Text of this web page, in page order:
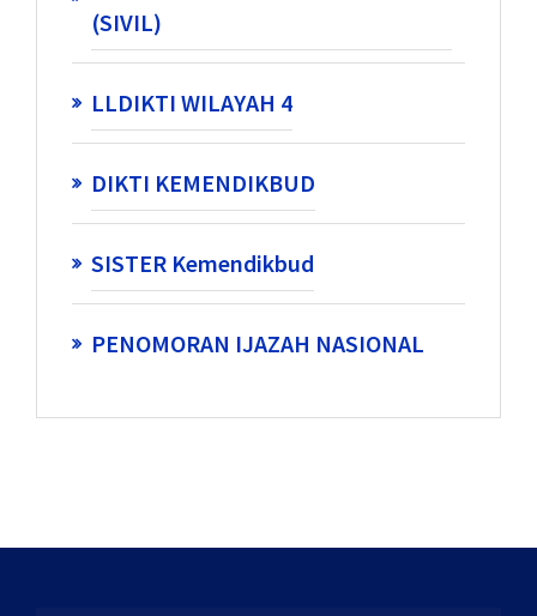
(SIVIL)
LLDIKTI WILAYAH 4
DIKTI KEMENDIKBUD
SISTER Kemendikbud
PENOMORAN IJAZAH NASIONAL